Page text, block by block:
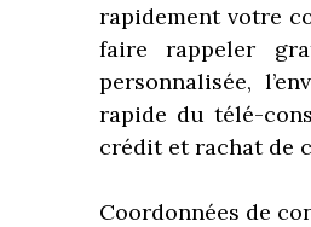
rapidement votre
faire rappeler
personnalisée,
rapide du télé-
crédit et rachat de
Coordonnées de